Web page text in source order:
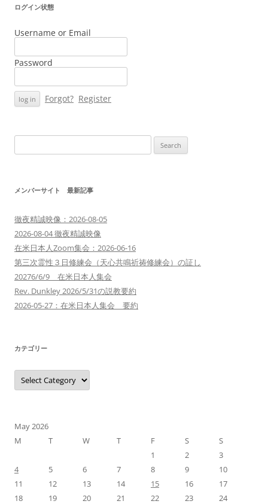
ログイン状態
Username or Email
Password
Forgot? Register
for:
メンバーサイト 最新記事
徹夜精誠映像：2026-08-05
2026-08-04 徹夜精誠映像
在米日本人Zoom集会：2026-06-16
第三次霊性３日修練会（天心共鳴祈祷修練会）の証し
20276/6/9 在米日本人集会
Rev. Dunkley 2026/5/31の説教要約
2026-05-27：在米日本人集会 要約
カテゴリー
カ
テ
ゴ
May 2026
M
T W T F S
S
1
2
3
4
5 6 7 8 9
10
11
12 13 14 15 16
17
18
19 20 21 22 23
24